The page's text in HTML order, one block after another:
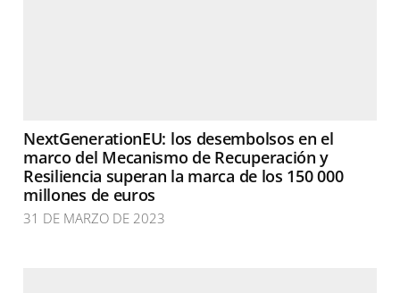
NextGenerationEU: los desembolsos en el
marco del Mecanismo de Recuperación y
Resiliencia superan la marca de los 150 000
millones de euros
31 DE MARZO DE 2023